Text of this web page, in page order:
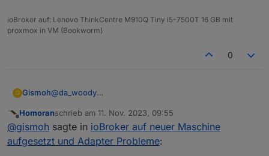
ioBroker auf: Lenovo ThinkCentre M910Q Tiny i5-7500T 16 GB mit
proxmox in VM (Bookworm)
0
G Gismoh@da_woody
deinstallieren hatte ich bereits versucht(hatte das
funktionierende ble aber auf dem neuen ioBroker
gelassen), allerdings hatte das backitup dann auch das
funktionierende ble auf dem neuen system gelöscht,
@crunchip
habe gestern, soweit es mir möglich war doch
zumindest das alte System auf die Basis von Bullseye
hochgezogen und alle Adapter dann soweit
Wie ich vorher erwähnt hatte, weis ich (rein logisch -
evtl. fehlen mir hier die Hintergrundkenntnisse) nicht,
Offline
Homoranschrieb am 11. Nov. 2023, 09:55
zuletzt editiert von
@gismoh sagte in ioBroker auf neuer Maschine
aufgesetzt und Adapter Probleme: